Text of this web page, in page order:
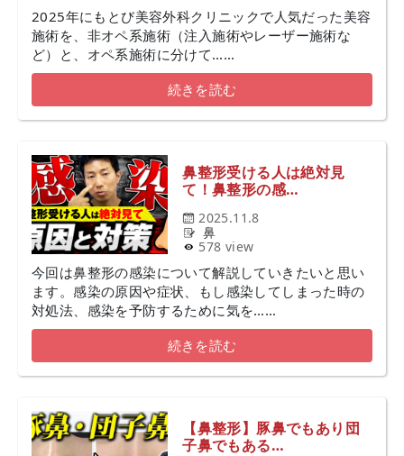
2025年にもとび美容外科クリニックで人気だった美容
施術を、非オペ系施術（注入施術やレーザー施術な
ど）と、オペ系施術に分けて……
続きを読む
鼻整形受ける人は絶対見
て！鼻整形の感…
2025.11.8
鼻
578 view
今回は鼻整形の感染について解説していきたいと思い
ます。感染の原因や症状、もし感染してしまった時の
対処法、感染を予防するために気を……
続きを読む
【鼻整形】豚鼻でもあり団
子鼻でもある…